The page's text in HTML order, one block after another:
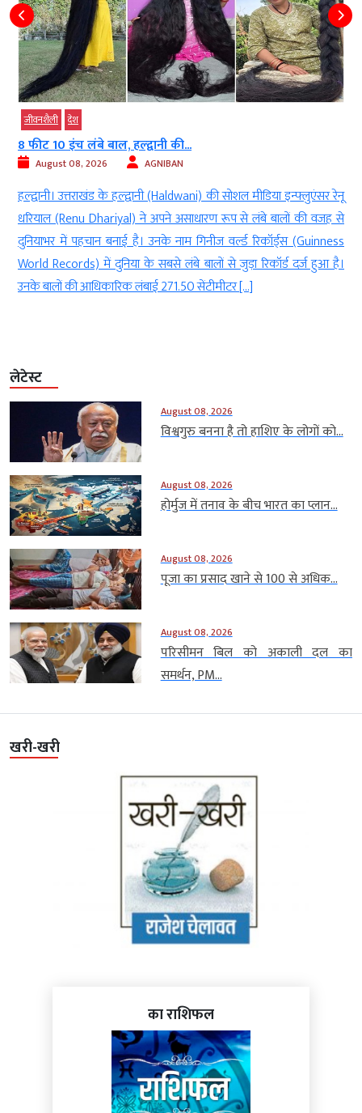
जीवनशैली देश
8 फीट 10 इंच लंबे बाल, हल्द्वानी की...
August 08, 2026 AGNIBAN
हल्द्वानी। उत्तराखंड के हल्द्वानी (Haldwani) की सोशल मीडिया इन्फ्लुएंसर रेनू
धरियाल (Renu Dhariyal) ने अपने असाधारण रूप से लंबे बालों की वजह से
दुनियाभर में पहचान बनाई है। उनके नाम गिनीज वर्ल्ड रिकॉर्ड्स (Guinness
World Records) में दुनिया के सबसे लंबे बालों से जुड़ा रिकॉर्ड दर्ज हुआ है।
उनके बालों की आधिकारिक लंबाई 271.50 सेंटीमीटर […]
लेटेस्ट
August 08, 2026
विश्वगुरु बनना है तो हाशिए के लोगों को...
August 08, 2026
होर्मुज में तनाव के बीच भारत का प्लान...
August 08, 2026
पूजा का प्रसाद खाने से 100 से अधिक...
August 08, 2026
परिसीमन बिल को अकाली दल का
समर्थन, PM...
खरी-खरी
का राशिफल